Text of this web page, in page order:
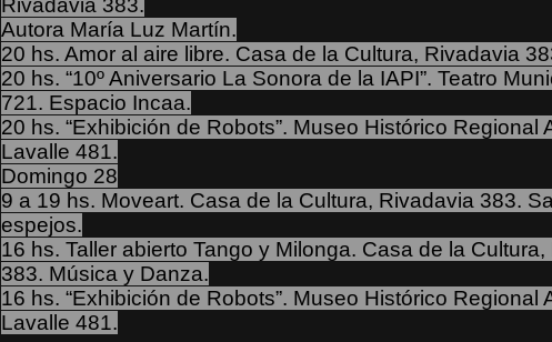
Rivadavia 383.
Autora María Luz Martín.
20 hs. Amor al aire libre. Casa de la Cultura, Rivadavia
20 hs. “10º Aniversario La Sonora de la IAPI”. Teatro
721. Espacio Incaa.
20 hs. “Exhibición de Robots”. Museo Histórico Regional
Lavalle 481.
Domingo 28
9 a 19 hs. Moveart. Casa de la Cultura, Rivadavia 383.
espejos.
16 hs. Taller abierto Tango y Milonga. Casa de la Cultura,
383. Música y Danza.
16 hs. “Exhibición de Robots”. Museo Histórico Regional
Lavalle 481.